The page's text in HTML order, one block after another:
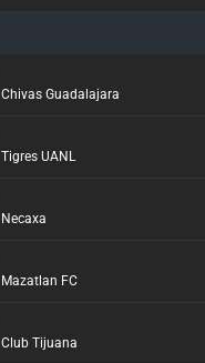
Chivas Guadalajara
Tigres UANL
Necaxa
Mazatlan FC
Club Tijuana